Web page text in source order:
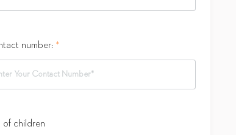
number: *
of children